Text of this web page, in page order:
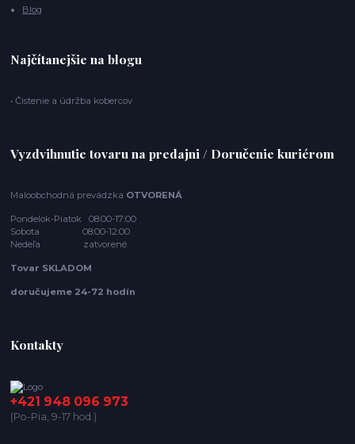
Blog
Najčítanejšie na blogu
• Čistenie a údržba kobercov
Vyzdvihnutie tovaru na predajni / Doručenie kuriérom
Maloobchodná prevádzka OTVORENÁ
Pondelok-Piatok 08:00-17:00
Sobota 08:00-12:00
Nedeľa zatvorené
Tovar SKLADOM
doručujeme 24-72 hodín
Kontakty
+421 948 096 973
(Po-Pia, 9-17 hod.)